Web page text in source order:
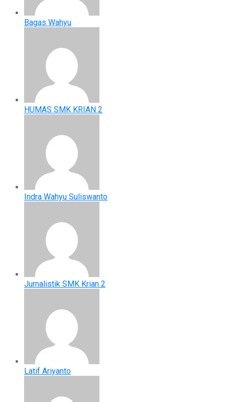
Bagas Wahyu
HUMAS SMK KRIAN 2
Indra Wahyu Suliswanto
Jurnalistik SMK Krian 2
Latif Ariyanto